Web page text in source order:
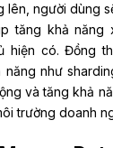
lên, người dùng
tăng khả
hiện có. Đồng
như
và tăng khả
trường doanh